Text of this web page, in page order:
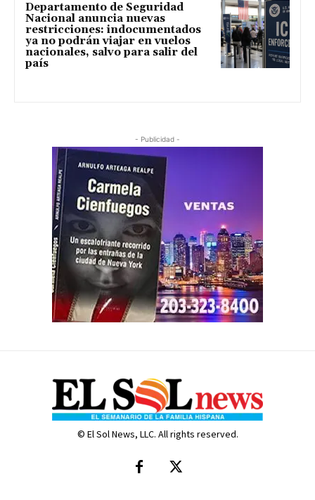
Departamento de Seguridad
Nacional anuncia nuevas
restricciones: indocumentados
ya no podrán viajar en vuelos
nacionales, salvo para salir del
país
- Publicidad -
© El Sol News, LLC. All rights reserved.